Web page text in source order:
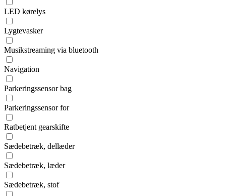
LED kørelys
Lygtevasker
Musikstreaming via bluetooth
Navigation
Parkeringssensor bag
Parkeringssensor for
Ratbetjent gearskifte
Sædebetræk, dellæder
Sædebetræk, læder
Sædebetræk, stof